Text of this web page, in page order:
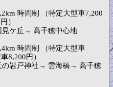
時間制 （特定大型車7,200
）
ケ丘→ 高千穂中心地
時間制 （特定大型車
8,200円）
岩戸神社→ 雲海橋→ 高千穂